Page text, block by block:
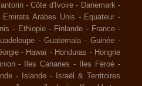
-Côte d'Ivoire - Danemark -
Emirats Arabes Unis - Equateur -
- Ethiopie - Finlande - France -
- Guatemala - Guinée -
- Hawaï - Honduras - Hongrie
- Iles Canaries - Iles Féroé -
- Islande -
Israël & Territoires